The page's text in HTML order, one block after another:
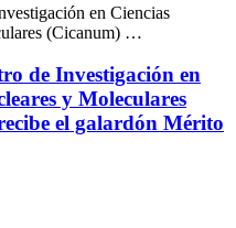
en Ciencias
(Cicanum) …
de Investigación en
y Moleculares
el galardón Mérito